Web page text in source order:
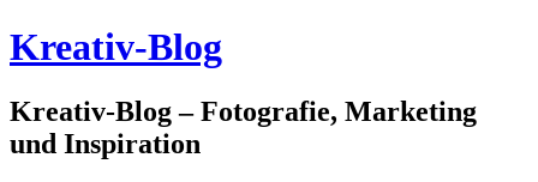
Kreativ-Blog
Kreativ-Blog – Fotografie, Marketing
und Inspiration